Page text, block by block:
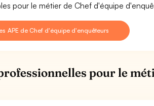
pour le métier de Chef d'équipe
APE de Chef d'équipe d'enquêteurs
pour le